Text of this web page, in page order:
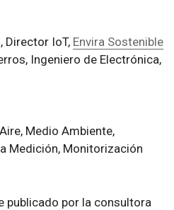
Director IoT, Envira Sostenible
Ingeniero de Electrónica,
Medio Ambiente,
Medición, Monitorización
publicado por la consultora